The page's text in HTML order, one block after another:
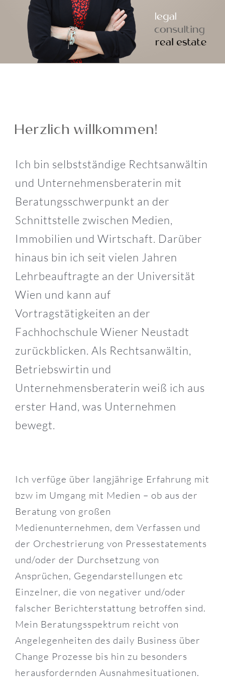
Herzlich willkommen!
Ich bin selbstständige Rechtsanwältin
und Unternehmensberaterin mit
Beratungsschwerpunkt an der
Schnittstelle zwischen Medien,
Immobilien und Wirtschaft. Darüber
hinaus bin ich seit vielen Jahren
Lehrbeauftragte an der Universität
Wien und kann auf
Vortragstätigkeiten an der
Fachhochschule Wiener Neustadt
zurückblicken. Als Rechtsanwältin,
Betriebswirtin und
Unternehmensberaterin weiß ich aus
erster Hand, was Unternehmen
bewegt.
Ich verfüge über langjährige Erfahrung mit
bzw im Umgang mit Medien – ob aus der
Beratung von großen
Medienunternehmen, dem Verfassen und
der Orchestrierung von Pressestatements
und/oder der Durchsetzung von
Ansprüchen, Gegendarstellungen etc
Einzelner, die von negativer und/oder
falscher Berichterstattung betroffen sind.
Mein Beratungsspektrum reicht von
Angelegenheiten des daily Business über
Change Prozesse bis hin zu besonders
herausfordernden Ausnahmesituationen.